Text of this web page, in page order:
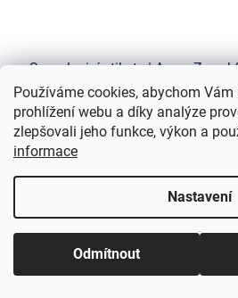
Používáme cookies, abychom
prohlížení webu a díky analýze
zlepšovali jeho funkce, výkon a
informace
Nastavení
Odmítnout
Samolepicí etikety | Avery
etiket online + šablony ke
429 Kč bez DPH
519 Kč
LASER & INKJET